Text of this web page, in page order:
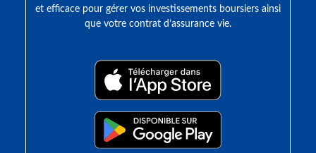
et efficace pour gérer vos investissements boursiers ainsi
que votre contrat d’assurance vie.